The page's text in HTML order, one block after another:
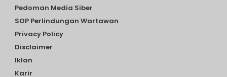
Pedoman Media Siber
SOP Perlindungan Wartawan
Privacy Policy
Disclaimer
Iklan
Karir